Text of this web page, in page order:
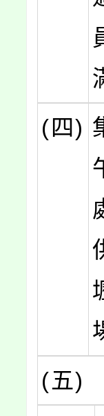
(四)
(五)